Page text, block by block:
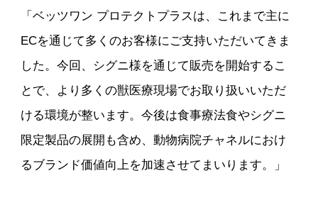
「ベッツワン プロテクトプラスは、これまで主に
ECを通じて多くのお客様にご支持いただいてきま
した。今回、シグニ様を通じて販売を開始するこ
とで、より多くの獣医療現場でお取り扱いいただ
ける環境が整います。今後は食事療法食やシグニ
限定製品の展開も含め、動物病院チャネルにおけ
るブランド価値向上を加速させてまいります。」